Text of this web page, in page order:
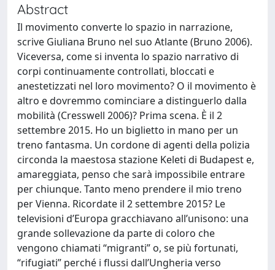
Abstract
Il movimento converte lo spazio in narrazione,
scrive Giuliana Bruno nel suo Atlante (Bruno 2006).
Viceversa, come si inventa lo spazio narrativo di
corpi continuamente controllati, bloccati e
anestetizzati nel loro movimento? O il movimento è
altro e dovremmo cominciare a distinguerlo dalla
mobilità (Cresswell 2006)? Prima scena. È il 2
settembre 2015. Ho un biglietto in mano per un
treno fantasma. Un cordone di agenti della polizia
circonda la maestosa stazione Keleti di Budapest e,
amareggiata, penso che sarà impossibile entrare
per chiunque. Tanto meno prendere il mio treno
per Vienna. Ricordate il 2 settembre 2015? Le
televisioni d’Europa gracchiavano all’unisono: una
grande sollevazione da parte di coloro che
vengono chiamati “migranti” o, se più fortunati,
“rifugiati” perché i flussi dall’Ungheria verso